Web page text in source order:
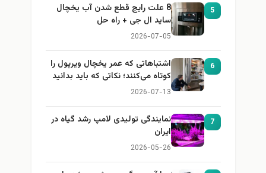
5
8 علت رایج قطع شدن آب یخچال
ساید ال جی + راه حل
2026-07-05
6
اشتباهاتی که عمر یخچال ویرپول را
کوتاه می‌کنند؛ نکاتی که باید بدانید
2026-07-13
7
نمایندگی تولیدی لامپ رشد گیاه در
ایران
2026-05-26